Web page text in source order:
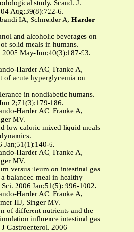
study. Scand. J.
Aug;39(8):722-6.
IA, Schneider A, Harder
and alcoholic beverages on
solid meals in humans.
May-Jun;40(3):187-93.
Harder AC, Franke A,
of acute hyperglycemia on
in nondiabetic humans.
2;71(3):179-186.
Harder AC, Franke A,
MV.
low caloric mixed liquid meals
Jan;51(1):140-6.
Harder AC, Franke A,
MV.
versus ileum on intestinal gas
balanced meal in healthy
2006 Jan;51(5): 996-1002.
Harder AC, Franke A,
HJ, Singer MV.
of different nutrients and the
influence intestinal gas
Gastroenterol. 2006